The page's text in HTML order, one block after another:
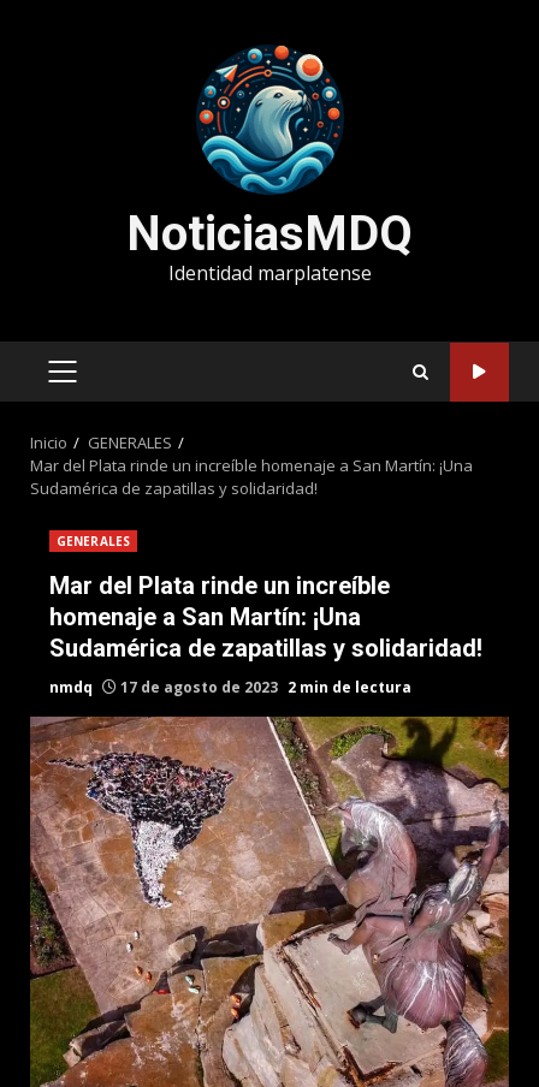
NoticiasMDQ
Identidad marplatense
MENÚ
Inicio
GENERALES
Mar del Plata rinde un increíble homenaje a San Martín: ¡Una
Sudamérica de zapatillas y solidaridad!
GENERALES
Mar del Plata rinde un increíble
homenaje a San Martín: ¡Una
Sudamérica de zapatillas y solidaridad!
nmdq 17 de agosto de 2023 2 min de lectura